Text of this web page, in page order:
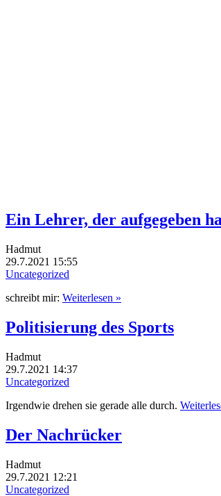
Ein Lehrer, der aufgegeben
Hadmut
29.7.2021 15:55
Uncategorized
schreibt mir: Weiterlesen »
Politisierung des Sports
Hadmut
29.7.2021 14:37
Uncategorized
Irgendwie drehen sie gerade alle durch.
Der Nachrücker
Hadmut
29.7.2021 12:21
Uncategorized